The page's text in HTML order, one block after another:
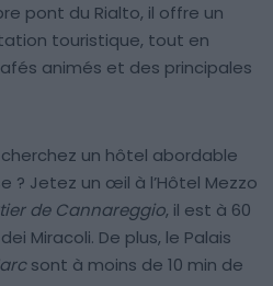
pont du Rialto, il offre un
touristique, tout en
animés et des principales
un hôtel abordable
? Jetez un œil à l’Hôtel Mezzo
de Cannareggio, il est à 60
Miracoli. De plus, le Palais
sont à moins de 10 min de